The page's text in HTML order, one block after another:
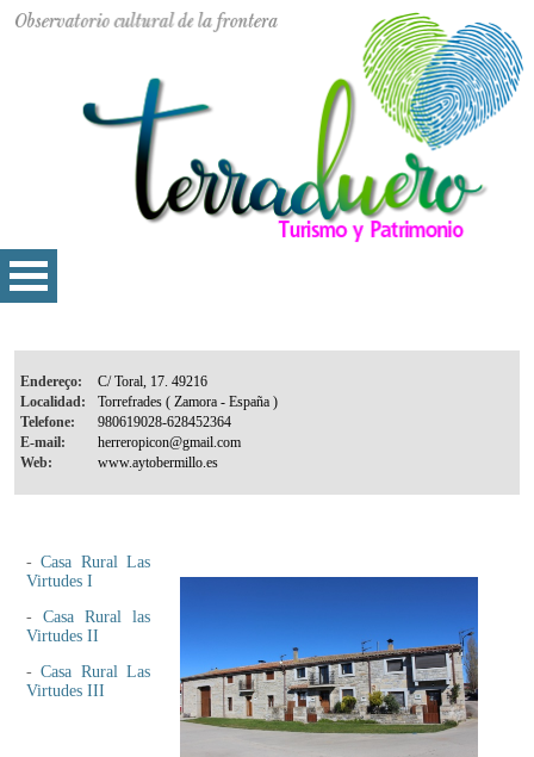
Endereço:
Localidad:
Telefone:
E-mail:
Web:
-Casa Rural Las
Virtudes I
- Casa Rural las
Virtudes II
-Casa Rural Las
Virtudes III